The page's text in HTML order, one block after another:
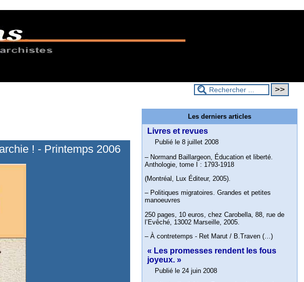
! - Printemps 2006
Les derniers articles
Livres et revues
Publié le 8 juillet 2008
– Normand Baillargeon, Éducation et liberté.
Anthologie, tome I : 1793-1918
(Montréal, Lux Éditeur, 2005).
– Politiques migratoires. Grandes et petites
manoeuvres
250 pages, 10 euros, chez Carobella, 88, rue de
l’Evêché, 13002 Marseille, 2005.
– À contretemps - Ret Marut / B.Traven (…)
« Les promesses rendent les fous
joyeux. »
Publié le 24 juin 2008